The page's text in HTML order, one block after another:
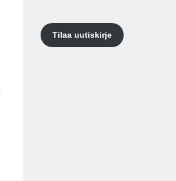
Tilaa uutiskirje